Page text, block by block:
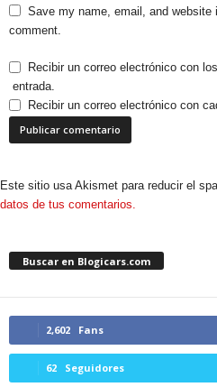
Save my name, email, and website
comment.
Recibir un correo electrónico con
entrada.
Recibir un correo electrónico con
Este sitio usa Akismet para reducir el
datos de tus comentarios.
Buscar en Blogicars.com
2,602 Fans
62 Seguidores